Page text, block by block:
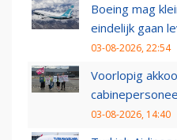
Boeing mag
eindelijk gaan
03-08-2026, 22:54
Voorlopig
03-08-2026, 14:40